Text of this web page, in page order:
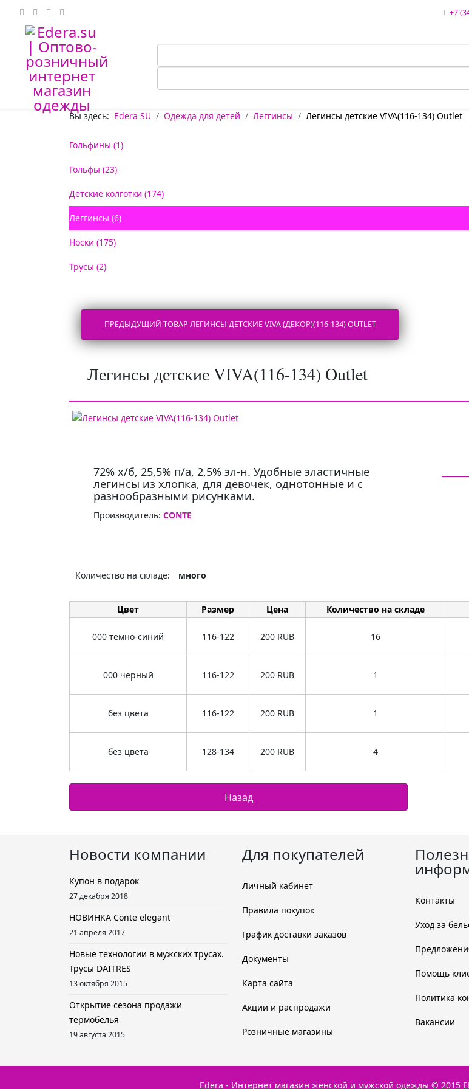
+7
Вы здесь: Edera SU Одежда для детей Леггинсы Легинсы детские VIVA(116-134) Outlet
Гольфины (1)
Гольфы (23)
Детские колготки (174)
Леггинсы (6)
Носки (175)
Трусы (2)
ПРЕДЫДУЩИЙ ТОВАР ЛЕГИНСЫ ДЕТСКИЕ VIVA (ДЕКОР)(116-134) OUTLET
Легинсы детские VIVA(116-134) Outlet
72% х/б, 25,5% п/а, 2,5% эл-н. Удобные эластичные
легинсы из хлопка, для девочек, однотонные и с
разнообразными рисунками.
Производитель: CONTE
Количество на складе: много
Цвет Размер Цена Количество на складе
000 темно-синий 116-122 200 RUB 16
000 черный 116-122 200 RUB 1
без цвета 116-122 200 RUB 1
без цвета 128-134 200 RUB 4
Новости компании
Купон в подарок
27 декабря 2018
НОВИНКА Conte elegant
21 апреля 2017
Новые технологии в мужских трусах.
Трусы DAITRES
13 октября 2015
Открытие сезона продажи
термобелья
19 августа 2015
Для покупателей
Личный кабинет
Правила покупок
График доставки заказов
Документы
Карта сайта
Акции и распродажи
Розничные магазины
Контакты
Уход за
Помощь
Политика
Вакансии
Edera - Интернет магазин женской и мужской одежды © 2015